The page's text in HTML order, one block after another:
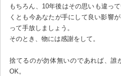
もちろん、10年後はその思いも違っ
くとも今あなたが手にして良い影響
って手放しましょう。
そのとき、物には感謝をして。
捨てるのが勿体無いのであれば、誰
OK。